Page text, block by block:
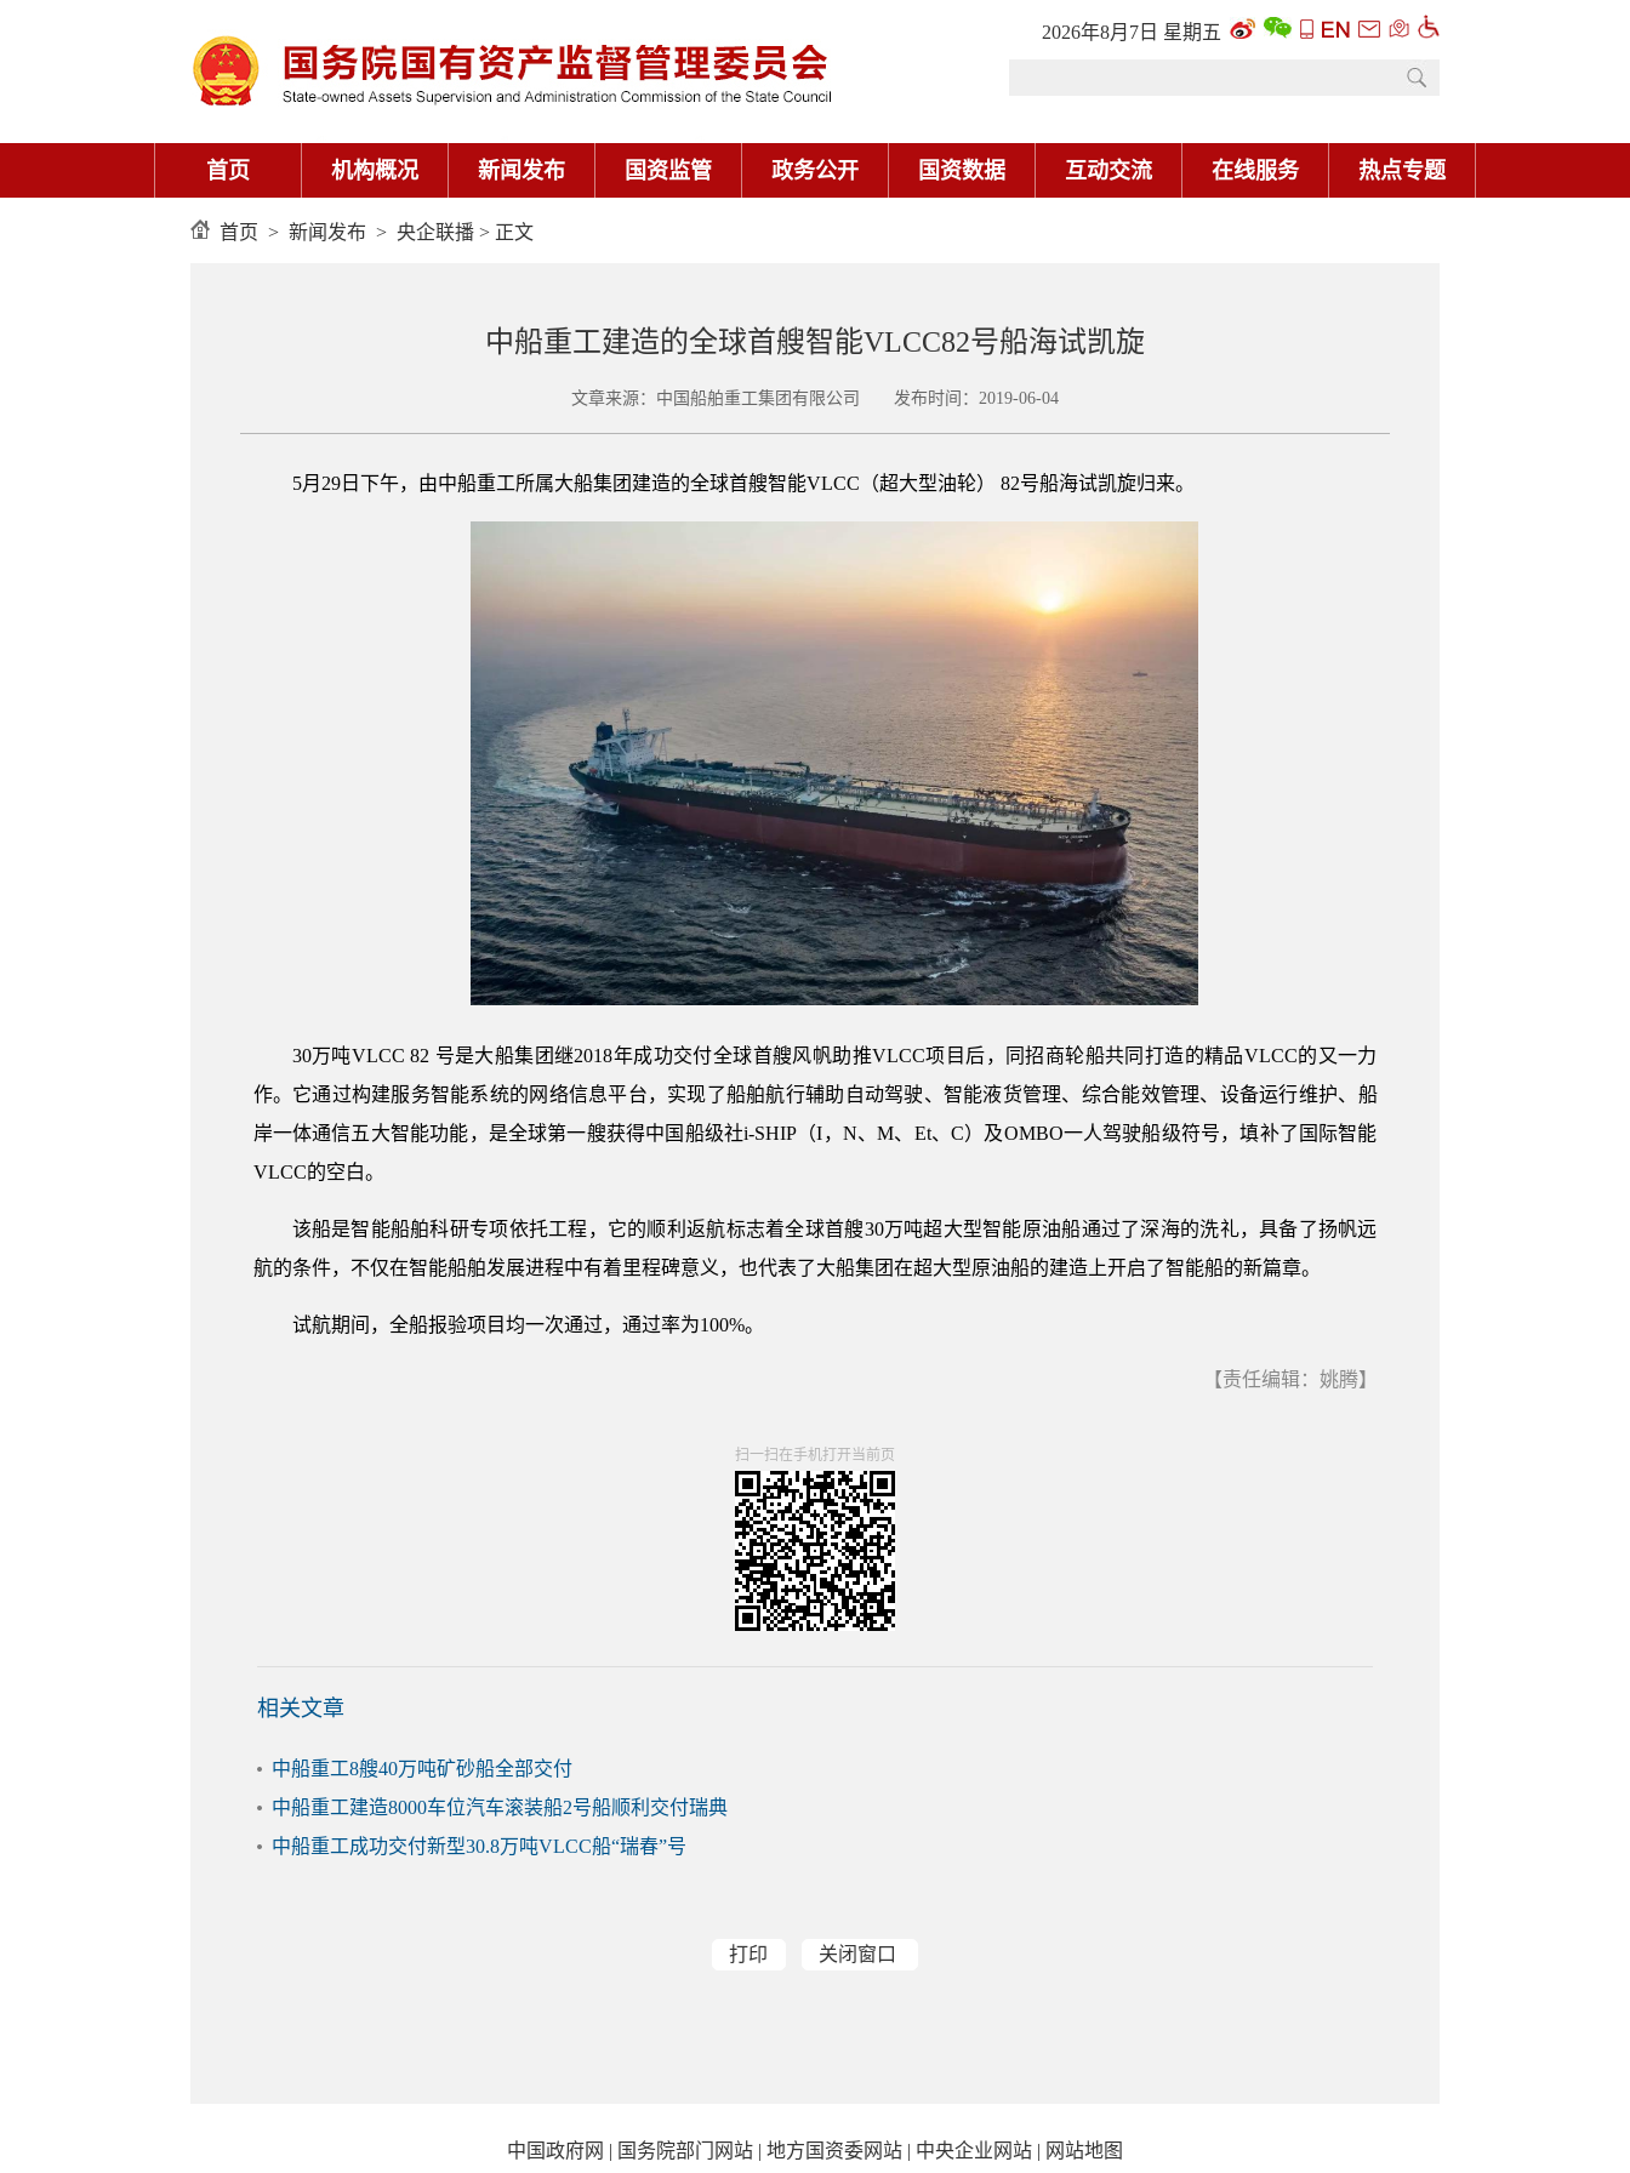
2026年8月7日 星期五
首页 机构概况 新闻发布 国资监管 政务公开 国资数据 互动交流 在线服务 热点专题
首页 > 新闻发布 > 央企联播 > 正文
中船重工建造的全球首艘智能VLCC82号船海试凯旋
文章来源：中国船舶重工集团有限公司 发布时间：2019-06-04
5月29日下午，由中船重工所属大船集团建造的全球首艘智能VLCC（超大型油轮） 82号船海试凯旋归来。
30万吨VLCC 82 号是大船集团继2018年成功交付全球首艘风帆助推VLCC项目后，同招商轮船共同打造的精品VLCC的又一力
作。它通过构建服务智能系统的网络信息平台，实现了船舶航行辅助自动驾驶、智能液货管理、综合能效管理、设备运行维护、船
岸一体通信五大智能功能，是全球第一艘获得中国船级社i-SHIP（I，N、M、Et、C）及OMBO一人驾驶船级符号，填补了国际智能
VLCC的空白。
该船是智能船舶科研专项依托工程，它的顺利返航标志着全球首艘30万吨超大型智能原油船通过了深海的洗礼，具备了扬帆远
航的条件，不仅在智能船舶发展进程中有着里程碑意义，也代表了大船集团在超大型原油船的建造上开启了智能船的新篇章。
试航期间，全船报验项目均一次通过，通过率为100%。
【责任编辑：姚腾】
扫一扫在手机打开当前页
相关文章
中船重工8艘40万吨矿砂船全部交付
中船重工建造8000车位汽车滚装船2号船顺利交付瑞典
中船重工成功交付新型30.8万吨VLCC船“瑞春”号
打印 关闭窗口